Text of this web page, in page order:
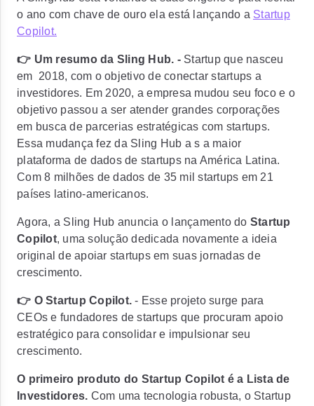
o ano com chave de ouro ela está lançando a Startup
Copilot.
👉 Um resumo da Sling Hub. -Startup que nasceu
em 2018, com o objetivo de conectar startups a
investidores. Em 2020, a empresa mudou seu foco e o
objetivo passou a ser atender grandes corporações
em busca de parcerias estratégicas com startups.
Essa mudança fez da Sling Hub a s a maior
plataforma de dados de startups na América Latina.
Com 8 milhões de dados de 35 mil startups em 21
países latino-americanos.
Agora, a Sling Hub anuncia o lançamento do Startup
Copilot, uma solução dedicada novamente a ideia
original de apoiar startups em suas jornadas de
crescimento.
👉 O Startup Copilot.- Esse projeto surge para
CEOs e fundadores de startups que procuram apoio
estratégico para consolidar e impulsionar seu
crescimento.
O primeiro produto do Startup Copilot é a Lista de
Investidores. Com uma tecnologia robusta, o Startup